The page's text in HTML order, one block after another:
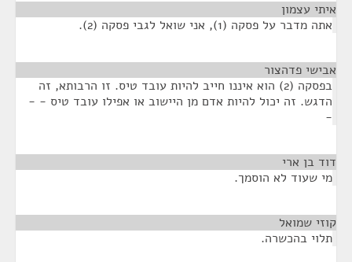
איתי עצמון
אתה מדבר על פסקה (1), אני שואל לגבי פסקה (2).
אבישי פדהצור
בפסקה (2) הוא איננו חייב להיות עובד טיס. זו הרבותא, זה
הדגש. זה יכול להיות אדם מן היישוב או אפילו עובד טיס - -
-
דוד בן ארי
מי שעוד לא הוסמך.
קוזי שמואל
תלוי בהכשרה.